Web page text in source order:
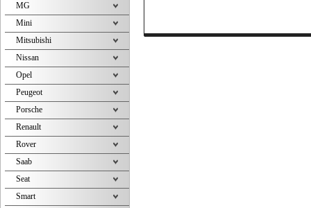
MG
Mini
Mitsubishi
Nissan
Opel
Peugeot
Porsche
Renault
Rover
Saab
Seat
Smart